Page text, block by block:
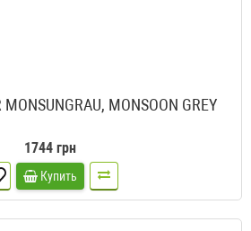
MONSOON GREY
1744 грн
Купить